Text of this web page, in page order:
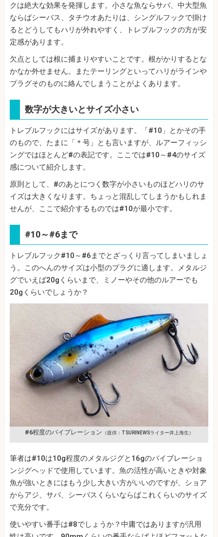
クは絶大な効果を発揮します。小さな魚ならサバ、中大型魚
ならばシーバス、タチウオあたりは、シングルフックで掛け
るとどうしてもハリが外れやすく、トレブルフックの方が安
定感があります。
欠点としては根に捕まりやすいことです。根がかりするとな
かなか外せません。またテーリングといってハリがラインや
プラグそのものに絡んでしまうことがよくあります。
数字が大きいとサイズ小さい
トレブルフックにはサイズがあります。「#10」とかその手
のもので、たまに「＊号」とも言いますが、ルアーフィッシ
ングではほとんど#の表記です。ここでは#10～#4のサイズ
感について紹介します。
原則として、#のあとにつく数字が小さいものほどハリのサ
イズは大きくなります。ちょっと混乱してしまうかもしれま
せんが、ここで紹介するものでは#10が最小です。
#10～#6まで
トレブルフック#10～#6までとざっくり言ってしまいましょ
う。このへんのサイズは小型のプラグに適します。メタルジ
グでいえば20gくらいまで、ミノーやその他のルアーでも
20gくらいでしょうか？
#6程度のバイブレーション （提供：TSURINEWSライター井上海生）
筆者は#10は10g程度のメタルジグと16gのバイブレーショ
ンジグヘッドで使用しています。魚の活性が高いときや対象
魚が強いときにはもう少し大きい方がいいのですが、ショア
からアジ、サバ、シーバスくらいならばこれくらいのサイズ
で充分です。
使いやすい番手は#8でしょうか？中庸ではありますが汎用